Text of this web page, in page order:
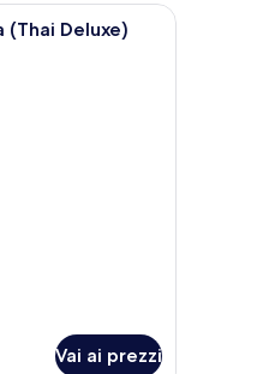
sulla città che include una
d'albergo con un letto grande,
(Thai Deluxe)
Vai ai prezzi